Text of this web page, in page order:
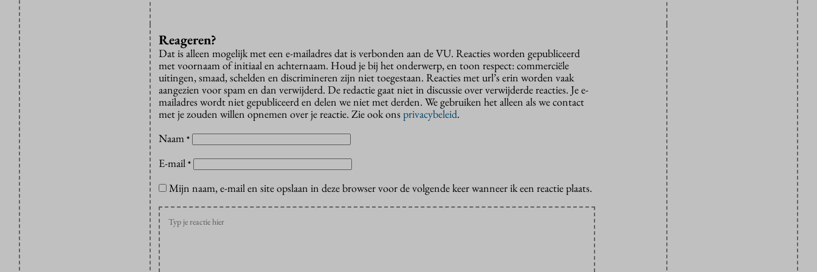
Reageren?
Dat is alleen mogelijk met een e-mailadres dat is verbonden aan de VU. Reacties worden gepubliceerd
met voornaam of initiaal en achternaam. Houd je bij het onderwerp, en toon respect: commerciële
uitingen, smaad, schelden en discrimineren zijn niet toegestaan. Reacties met url’s erin worden vaak
aangezien voor spam en dan verwijderd. De redactie gaat niet in discussie over verwijderde reacties. Je e-
mailadres wordt niet gepubliceerd en delen we niet met derden. We gebruiken het alleen als we contact
met je zouden willen opnemen over je reactie. Zie ook onsprivacybeleid.
Naam *
E-mail *
Mijn naam, e-mail en site opslaan in deze browser voor de volgende keer wanneer ik een reactie plaats.